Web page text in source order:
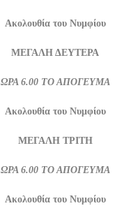
Ακολουθία του Νυμφίου
ΜΕΓΑΛΗ ΔΕΥΤΕΡΑ
ΩΡΑ 6.00 ΤΟ ΑΠΟΓΕΥΜΑ
Ακολουθία του Νυμφίου
ΜΕΓΑΛΗ ΤΡΙΤΗ
ΩΡΑ 6.00 ΤΟ ΑΠΟΓΕΥΜΑ
Ακολουθία του Νυμφίου